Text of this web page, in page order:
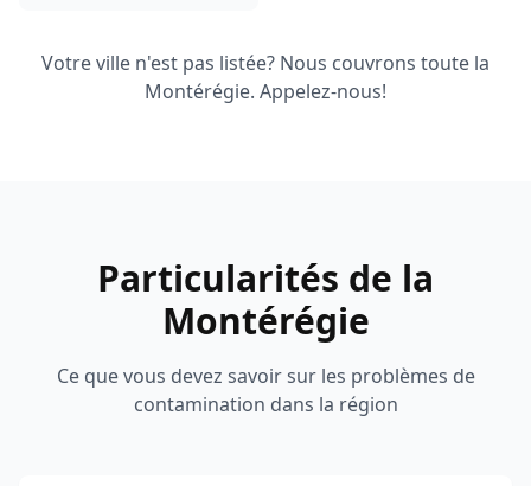
Votre ville n'est pas listée? Nous couvrons toute la
Montérégie. Appelez-nous!
Particularités de la
Montérégie
Ce que vous devez savoir sur les problèmes de
contamination dans la région